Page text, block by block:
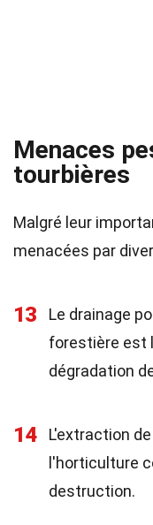
Menaces
tourbières
Malgré leur
menacées par
13
Le drainage
forestière est
dégradation
14
L'extraction
l'horticulture
destruction.